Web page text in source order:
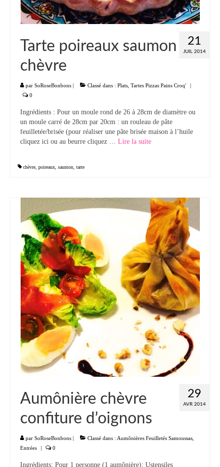
21
JUIL 2014
Tarte poireaux saumon
chèvre
par SoRoseBonbons | Classé dans : Plats Tartes Pizzas Pains Croq'
|
0
Ingrédients : Pour un moule rond de 26 à 28cm de diamètre ou
un moule carré de 28cm par 20cm : un rouleau de pâte
feuilletée/brisée (pour réaliser une pâte brisée maison à l’huile
cliquez ici ou au beurre cliquez … Lire la suite­­
chèvre poireaux saumon tarte
29
AVR 2014
Aumônière chèvre
confiture d’oignons
par SoRoseBonbons | Classé dans : Aumônières Feuilletés Samoussas
Entrées
| 0
Ingrédients: Pour 1 personne (1 aumônière): Ustensiles